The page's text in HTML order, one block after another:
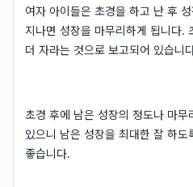
여자 아이들은 초경을 하고 난 후
지나면 성장을 마무리하게 됩니다.
더 자라는 것으로 보고되어 있습니
초경 후에 남은 성장의 정도나 마
있으니 남은 성장을 최대한 잘 하
좋습니다.